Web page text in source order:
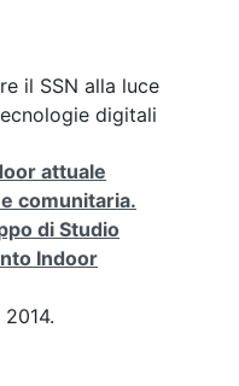
il SSN alla luce
digitali
attuale
comunitaria.
di Studio
Indoor
2014.